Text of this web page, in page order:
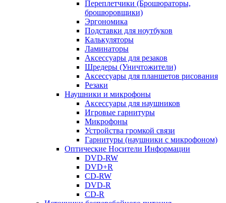
Переплетчики (Брошюраторы,
брошюровщики)
Эргономика
Подставки для ноутбуков
Калькуляторы
Ламинаторы
Аксессуары для резаков
Шредеры (Уничтожители)
Аксессуары для планшетов рисования
Резаки
Наушники и микрофоны
Аксессуары для наушников
Игровые гарнитуры
Микрофоны
Устройства громкой связи
Гарнитуры (наушники с микрофоном)
Оптические Носители Информации
DVD-RW
DVD+R
CD-RW
DVD-R
CD-R